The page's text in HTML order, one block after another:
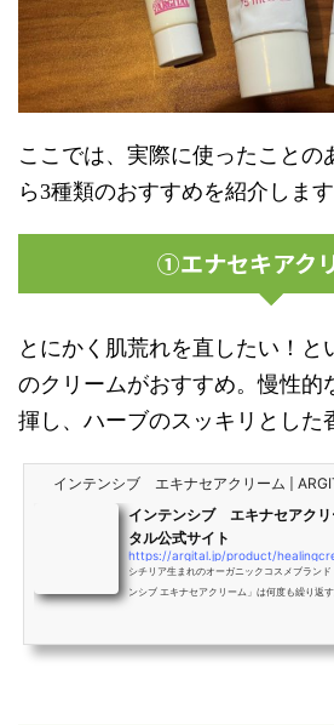
ここでは、実際に使ったことの
ら3種類のおすすめを紹介します
①エナセキアク
とにかく肌荒れを直したい！と
のクリームがおすすめ。慢性的
揮し、ハーブのスッキリとした
インテンシブ エキナセアクリーム |
インテンシブ エキナセアクリ
タル公式サイト
https://argital.jp/product/
シチリア生まれのオーガニックコスメブラン
ンシブ エキナセアクリーム」は何度も繰り返
めて落ち着かせるようなスーッとクリアな香り